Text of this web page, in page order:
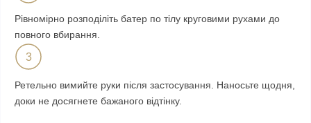
Рівномірно розподіліть батер по тілу круговими рухами до
повного вбирання.
3
Ретельно вимийте руки після застосування. Наносьте щодня,
доки не досягнете бажаного відтінку.